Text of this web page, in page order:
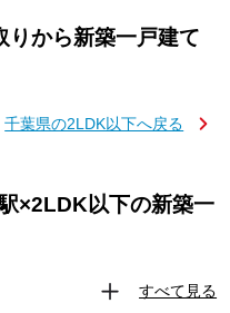
から新築一戸建て
千葉県の2LDK以下へ戻る
×2LDK以下の新築一
すべて見る